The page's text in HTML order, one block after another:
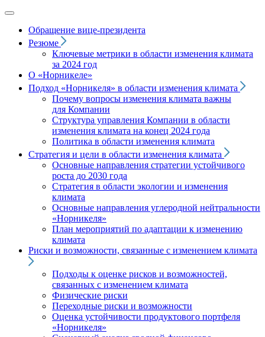
Обращение вице‑президента
Резюме
Ключевые метрики в области изменения климата
за 2024 год
О «Норникеле»
Подход «Норникеля» в области изменения климата
Почему вопросы изменения климата важны
для Компании
Структура управления Компании в области
изменения климата на конец 2024 года
Политика в области изменения климата
Стратегия и цели в области изменения климата
Основные направления стратегии устойчивого
роста до 2030 года
Стратегия в области экологии и изменения
климата
Основные направления углеродной нейтральности
«Норникеля»
План мероприятий по адаптации к изменению
климата
Риски и возможности, связанные с изменением климата
Подходы к оценке рисков и возможностей,
связанных с изменением климата
Физические риски
Переходные риски и возможности
Оценка устойчивости продуктового портфеля
«Норникеля»